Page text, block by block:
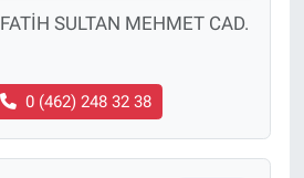
SULTAN MEHMET CAD.
0 (462) 248 32 38